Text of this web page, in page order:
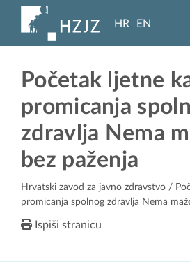
HR EN
Početak ljetne
promicanja
zdravlja Nema
bez paženja
Hrvatski zavod za javno zdravstvo /
promicanja spolnog zdravlja Nema
Ispiši stranicu